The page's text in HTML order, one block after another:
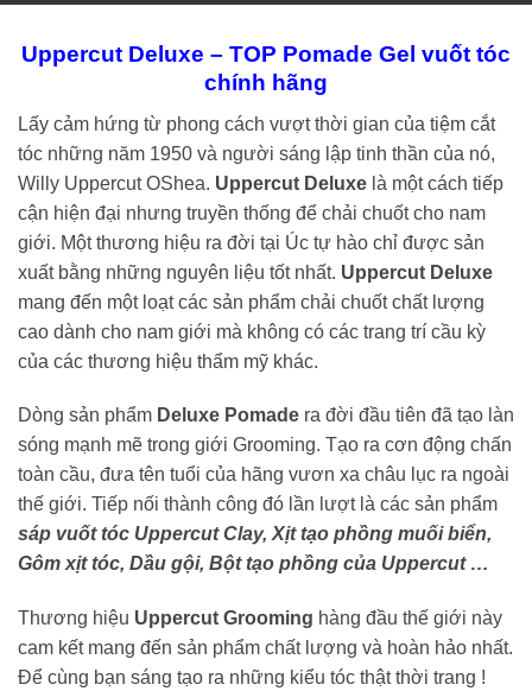
Uppercut Deluxe – TOP Pomade Gel vuốt tóc
chính hãng
Lấy cảm hứng từ phong cách vượt thời gian của tiệm cắt
tóc những năm 1950 và người sáng lập tinh thần của nó,
Willy Uppercut OShea. Uppercut Deluxe là một cách tiếp
cận hiện đại nhưng truyền thống để chải chuốt cho nam
giới. Một thương hiệu ra đời tại Úc tự hào chỉ được sản
xuất bằng những nguyên liệu tốt nhất. Uppercut Deluxe
mang đến một loạt các sản phẩm chải chuốt chất lượng
cao dành cho nam giới mà không có các trang trí cầu kỳ
của các thương hiệu thẩm mỹ khác.
Dòng sản phẩm Deluxe Pomade ra đời đầu tiên đã tạo làn
sóng mạnh mẽ trong giới Grooming. Tạo ra cơn động chấn
toàn cầu, đưa tên tuổi của hãng vươn xa châu lục ra ngoài
thế giới. Tiếp nối thành công đó lần lượt là các sản phẩm
sáp vuốt tóc Uppercut Clay, Xịt tạo phồng muối biển,
Gôm xịt tóc, Dầu gội, Bột tạo phồng của Uppercut …
Thương hiệu Uppercut Grooming hàng đầu thế giới này
cam kết mang đến sản phẩm chất lượng và hoàn hảo nhất.
Để cùng bạn sáng tạo ra những kiểu tóc thật thời trang !